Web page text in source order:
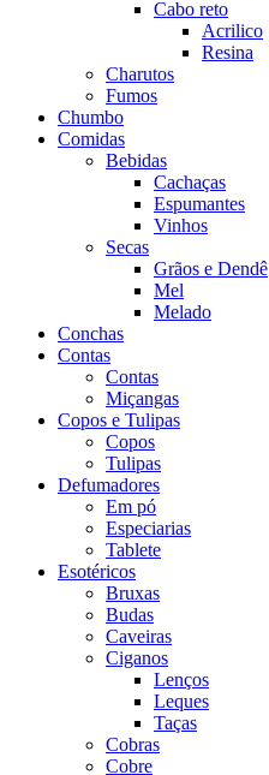
Cabo reto
Acrilico
Resina
Charutos
Fumos
Chumbo
Comidas
Bebidas
Cachaças
Espumantes
Vinhos
Secas
Grãos e Dendê
Mel
Melado
Conchas
Contas
Contas
Miçangas
Copos e Tulipas
Copos
Tulipas
Defumadores
Em pó
Especiarias
Tablete
Esotéricos
Bruxas
Budas
Caveiras
Ciganos
Lenços
Leques
Taças
Cobras
Cobre